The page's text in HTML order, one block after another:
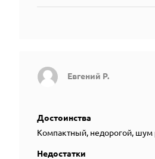
Евгений Р.
Достоинства
Компактный, недорогой, шум
Недостатки